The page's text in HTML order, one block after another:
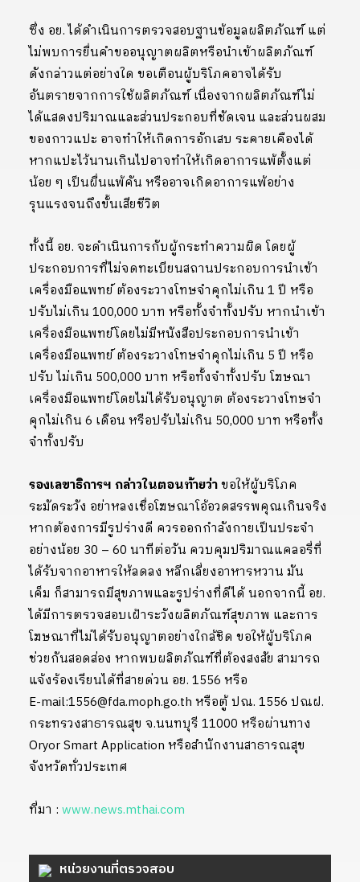
ซึ่ง อย. ได้ดำเนินการตรวจสอบฐานข้อมูลผลิตภัณฑ์ แต่
ไม่พบการยื่นคำขออนุญาตผลิตหรือนำเข้าผลิตภัณฑ์
ดังกล่าวแต่อย่างใด ขอเตือนผู้บริโภคอาจได้รับ
อันตรายจากการใช้ผลิตภัณฑ์ เนื่องจากผลิตภัณฑ์ไม่
ได้แสดงปริมาณและส่วนประกอบที่ชัดเจน และส่วนผสม
ของกาวแปะ อาจทำให้เกิดการอักเสบ ระคายเคืองได้
หากแปะไว้นานเกินไปอาจทำให้เกิดอาการแพ้ตั้งแต่
น้อย ๆ เป็นผื่นแพ้คัน หรืออาจเกิดอาการแพ้อย่าง
รุนแรงจนถึงขั้นเสียชีวิต
ทั้งนี้ อย. จะดำเนินการกับผู้กระทำความผิด โดยผู้
ประกอบการที่ไม่จดทะเบียนสถานประกอบการนำเข้า
เครื่องมือแพทย์ ต้องระวางโทษจำคุกไม่เกิน 1 ปี หรือ
ปรับไม่เกิน 100,000 บาท หรือทั้งจำทั้งปรับ หากนำเข้า
เครื่องมือแพทย์โดยไม่มีหนังสือประกอบการนำเข้า
เครื่องมือแพทย์ ต้องระวางโทษจำคุกไม่เกิน 5 ปี หรือ
ปรับ ไม่เกิน 500,000 บาท หรือทั้งจำทั้งปรับ โฆษณา
เครื่องมือแพทย์โดยไม่ได้รับอนุญาต ต้องระวางโทษจำ
คุกไม่เกิน 6 เดือน หรือปรับไม่เกิน 50,000 บาท หรือทั้ง
จำทั้งปรับ
รองเลขาธิการฯ กล่าวในตอนท้ายว่าขอให้ผู้บริโภค
ระมัดระวัง อย่าหลงเชื่อโฆษณาโอ้อวดสรรพคุณเกินจริง
หากต้องการมีรูปร่างดี ควรออกกำลังกายเป็นประจำ
อย่างน้อย 30 – 60 นาทีต่อวัน ควบคุมปริมาณแคลอรี่ที่
ได้รับจากอาหารให้ลดลง หลีกเลี่ยงอาหารหวาน มัน
เค็ม ก็สามารถมีสุขภาพและรูปร่างที่ดีได้ นอกจากนี้ อย.
ได้มีการตรวจสอบเฝ้าระวังผลิตภัณฑ์สุขภาพ และการ
โฆษณาที่ไม่ได้รับอนุญาตอย่างใกล้ชิด ขอให้ผู้บริโภค
ช่วยกันสอดส่อง หากพบผลิตภัณฑ์ที่ต้องสงสัย สามารถ
แจ้งร้องเรียนได้ที่สายด่วน อย. 1556 หรือ
E-mail:1556@fda.moph.go.th หรือตู้ ปณ. 1556 ปณฝ.
กระทรวงสาธารณสุข จ.นนทบุรี 11000 หรือผ่านทาง
Oryor Smart Application หรือสำนักงานสาธารณสุข
จังหวัดทั่วประเทศ
ที่มา : www.news.mthai.com
หน่วยงานที่ตรวจสอบ